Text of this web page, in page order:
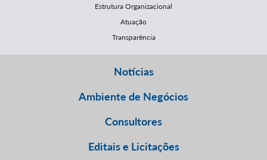
Estrutura Organizacional
Atuação
Transparência
Notícias
Ambiente de Negócios
Consultores
Editais e Licitações